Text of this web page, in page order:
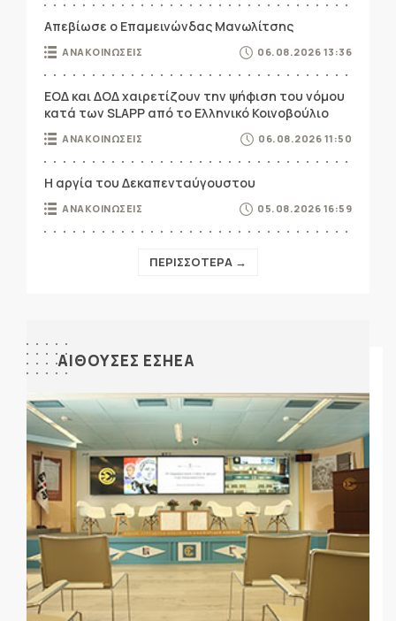
Απεβίωσε ο Επαμεινώνδας Μανωλίτσης
ΑΝΑΚΟΙΝΩΣΕΙΣ 06.08.2026 13:36
ΕΟΔ και ΔΟΔ χαιρετίζουν την ψήφιση του νόμου
κατά των SLAPP από το Ελληνικό Κοινοβούλιο
ΑΝΑΚΟΙΝΩΣΕΙΣ 06.08.2026 11:50
Η αργία του Δεκαπενταύγουστου
ΑΝΑΚΟΙΝΩΣΕΙΣ 05.08.2026 16:59
ΠΕΡΙΣΣΟΤΕΡΑ →
ΑΙΘΟΥΣΕΣ ΕΣΗΕΑ